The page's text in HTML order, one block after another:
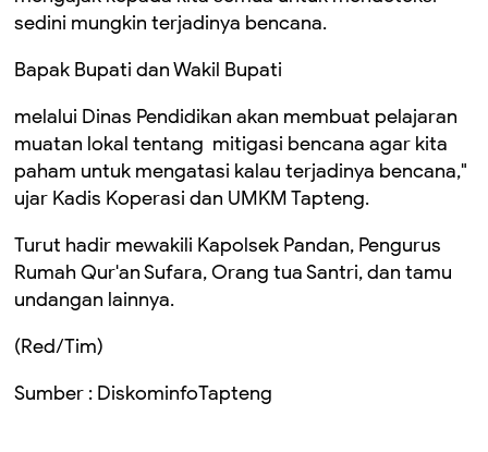
sedini mungkin terjadinya bencana.
Bapak Bupati dan Wakil Bupati
melalui Dinas Pendidikan akan membuat pelajaran
muatan lokal tentang mitigasi bencana agar kita
paham untuk mengatasi kalau terjadinya bencana,"
ujar Kadis Koperasi dan UMKM Tapteng.
Turut hadir mewakili Kapolsek Pandan, Pengurus
Rumah Qur'an Sufara, Orang tua Santri, dan tamu
undangan lainnya.
(Red/Tim)
Sumber : DiskominfoTapteng